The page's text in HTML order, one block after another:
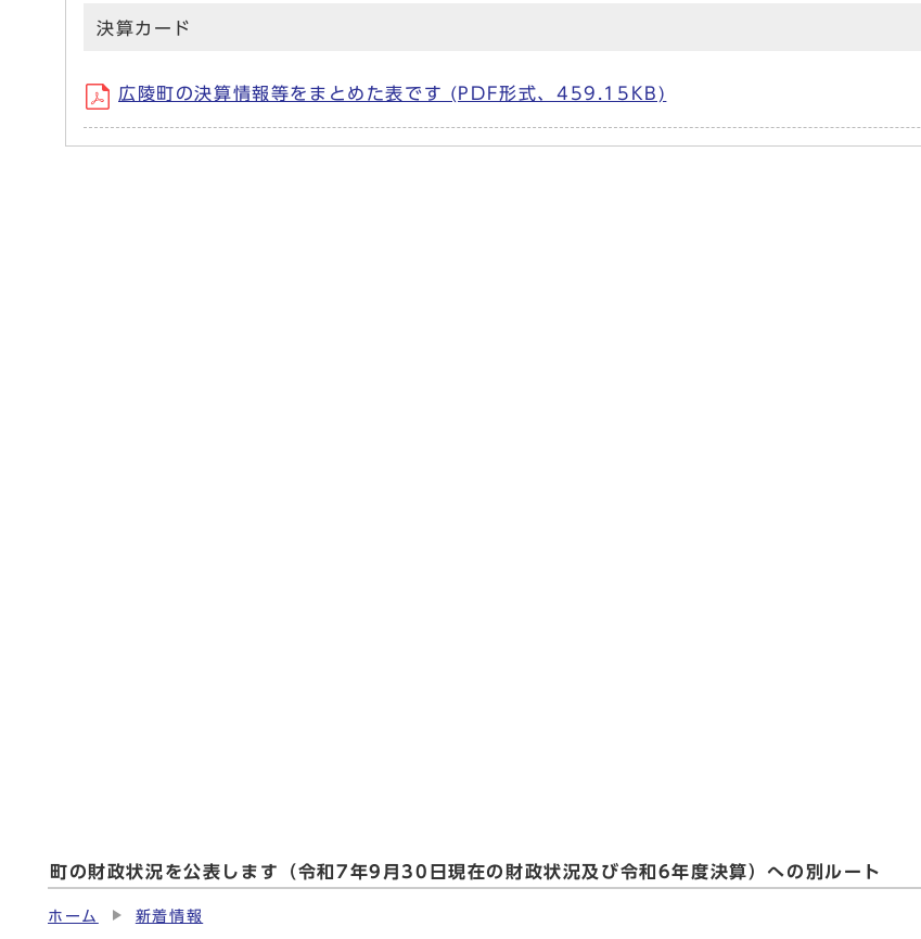
決算カード
広陵町の決算情報等をまとめた表です (PDF形式、459.15KB)
町の財政状況を公表します（令和7年9月30日現在の財政状況及び令和6年度決算）への別ルート
ホーム 新着情報